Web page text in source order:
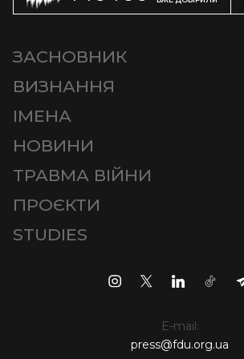
ЗАСНОВНИК
ВИЗНАННЯ
ІМЕНА
НОВИНИ
ТРАВМА ВІЙНИ
ПРОЄКТИ
STUDIES
E-mail:
press@fdu.org.ua